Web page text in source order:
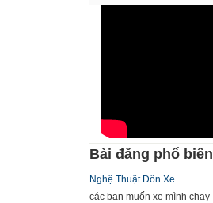
Bài đăng phổ biến
Nghệ Thuật Đôn Xe
các bạn muốn xe mình chạy